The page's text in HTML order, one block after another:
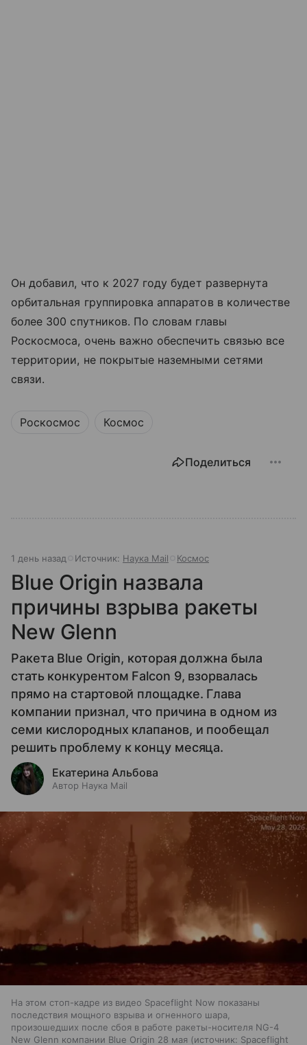
Он добавил, что к 2027 году будет развернута
орбитальная группировка аппаратов в количестве
более 300 спутников. По словам главы
Роскосмоса, очень важно обеспечить связью все
территории, не покрытые наземными сетями
связи.
Роскосмос Космос
Поделиться
1 день назад Источник: Наука Mail Космос
Blue Origin назвала
причины взрыва ракеты
New Glenn
Ракета Blue Origin, которая должна была
стать конкурентом Falcon 9, взорвалась
прямо на стартовой площадке. Глава
компании признал, что причина в одном из
семи кислородных клапанов, и пообещал
решить проблему к концу месяца.
Екатерина Альбова
Автор Наука Mail
На этом стоп-кадре из видео Spaceflight Now показаны
последствия мощного взрыва и огненного шара,
произошедших после сбоя в работе ракеты-носителя NG-4
New Glenn компании Blue Origin 28 мая
источник: Spaceflight